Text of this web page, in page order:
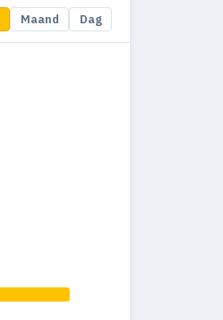
0 0%
0 0%
0
Maand Dag